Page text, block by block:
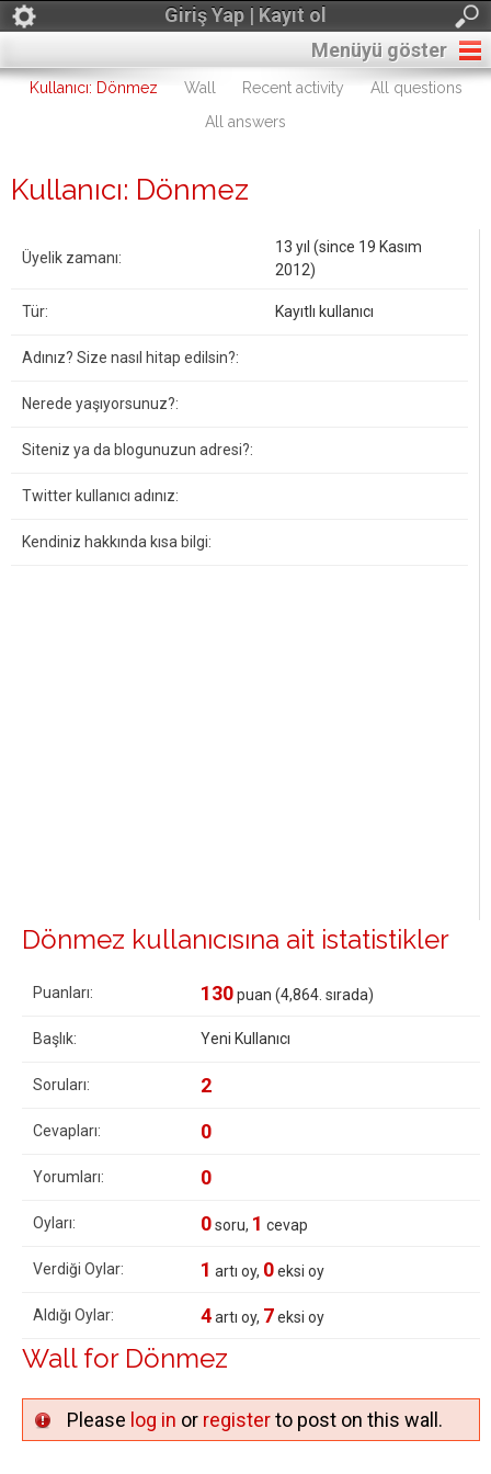
Giriş Yap | Kayıt ol
Menüyü göster
Kullanıcı: Dönmez Wall Recent activity
All questions
All answers
Kullanıcı: Dönmez
Üyelik zamanı:
13 yıl (since 19 Kasım
2012)
Tür: Kayıtlı kullanıcı
Adınız? Size nasıl hitap edilsin?:
Nerede yaşıyorsunuz?:
Siteniz ya da blogunuzun adresi?:
Twitter kullanıcı adınız:
Kendiniz hakkında kısa bilgi:
Dönmez kullanıcısına ait istatistikler
Puanları: 130puan (4,864 . sırada)
Başlık: Yeni Kullanıcı
Soruları: 2
Cevapları: 0
Yorumları: 0
Oyları: 0soru, 1 cevap
Verdiği Oylar: 1 artı oy, 0eksi oy
Aldığı Oylar: 4artı oy, 7eksi oy
Wall for Dönmez
Please log in or registerto post on this wall.